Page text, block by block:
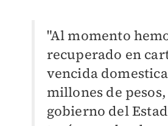
"Al momento
recuperado en
vencida
millones de
gobierno del